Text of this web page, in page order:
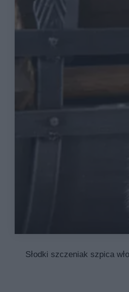
Słodki szczeniak szpica